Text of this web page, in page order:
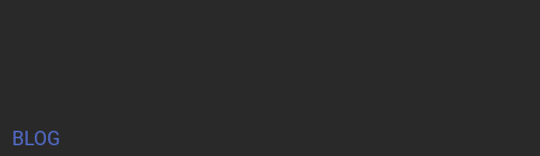
BLOG